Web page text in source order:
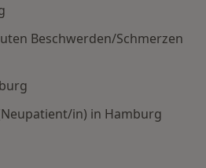
Beschwerden/Schmerzen
in) in Hamburg